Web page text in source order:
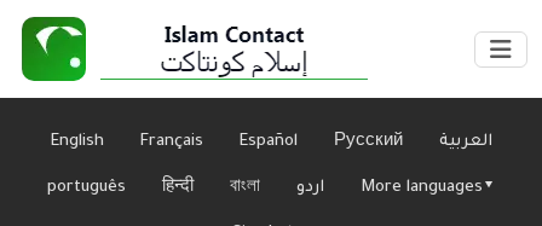
English Français Español Русский العربية
português हिन्दी বাংলা اردو More languages▾